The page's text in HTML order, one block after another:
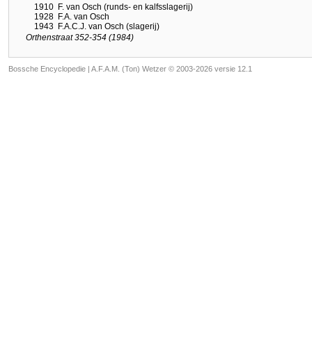
1910 F. van Osch (runds- en kalfsslagerij)
1928 F.A. van Osch
1943 F.A.C.J. van Osch (slagerij)
Orthenstraat 352-354 (1984)
Bossche Encyclopedie | A.F.A.M. (Ton) Wetzer © 2003-2026 versie 12.1